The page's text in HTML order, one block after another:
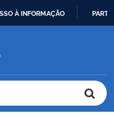
À INFORMAÇÃO